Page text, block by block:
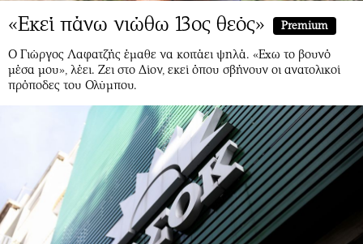
«Εκεί πάνω νιώθω 13ος θεός» Premium
Ο Γιώργος Λαφατζής έμαθε να κοιτάει ψηλά. «Εχω το βουνό
μέσα μου», λέει. Ζει στο Δίον, εκεί όπου σβήνουν οι ανατολικοί
πρόποδες του Ολύμπου.